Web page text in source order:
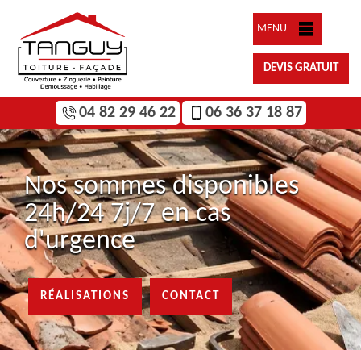
MENU
DEVIS GRATUIT
04 82 29 46 22 06 36 37 18 87
Nos sommes disponibles
24h/24 7j/7 en cas
d'urgence
RÉALISATIONS CONTACT